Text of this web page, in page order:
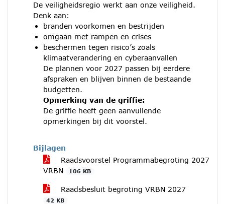
De veiligheidsregio werkt aan onze veiligheid.
Denk aan:
branden voorkomen en bestrijden
omgaan met rampen en crises
beschermen tegen risico’s zoals
klimaatverandering en cyberaanvallen
De plannen voor 2027 passen bij eerdere
afspraken en blijven binnen de bestaande
budgetten.
Opmerking van de griffie:
De griffie heeft geen aanvullende
opmerkingen bij dit voorstel.
Bijlagen
Raadsvoorstel Programmabegroting 2027
VRBN
106 KB
Raadsbesluit begroting VRBN 2027
42 KB